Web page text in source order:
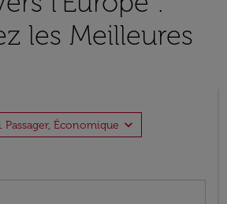
les Meilleures
Passager, Économique expand_more